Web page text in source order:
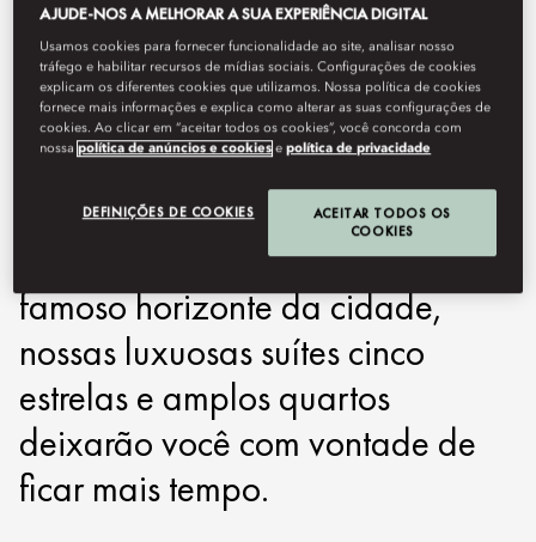
O Mandarin Oriental, New York
oferece de localização ideal no
coração de Nova York, para
famílias, casais ou viajantes a
trabalho. Com vista para o
Rio Hudson, o Central Park e o
famoso horizonte da cidade,
nossas luxuosas suítes cinco
estrelas e amplos quartos
deixarão você com vontade de
ficar mais tempo.
AJUDE-NOS A MELHORAR A SUA EXPERIÊNCIA DIGITAL
Usamos cookies para fornecer funcionalidade ao site, analisar nosso
tráfego e habilitar recursos de mídias sociais. Configurações de cookies
explicam os diferentes cookies que utilizamos. Nossa política de cookies
fornece mais informações e explica como alterar as suas configurações de
cookies. Ao clicar em “aceitar todos os cookies”, você concorda com
nossapolítica de anúncios e cookies epolítica de privacidade
DEFINIÇÕES DE COOKIES
ACEITAR TODOS OS
COOKIES